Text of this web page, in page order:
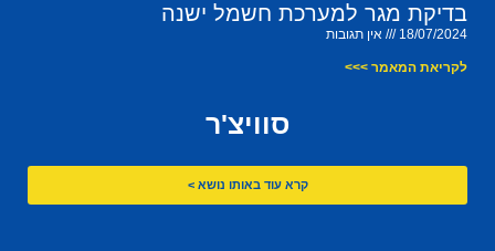
בדיקת מגר למערכת חשמל ישנה
18/07/2024 אין תגובות
לקריאת המאמר >>>
סוויצ'ר
קרא עוד באותו נושא >